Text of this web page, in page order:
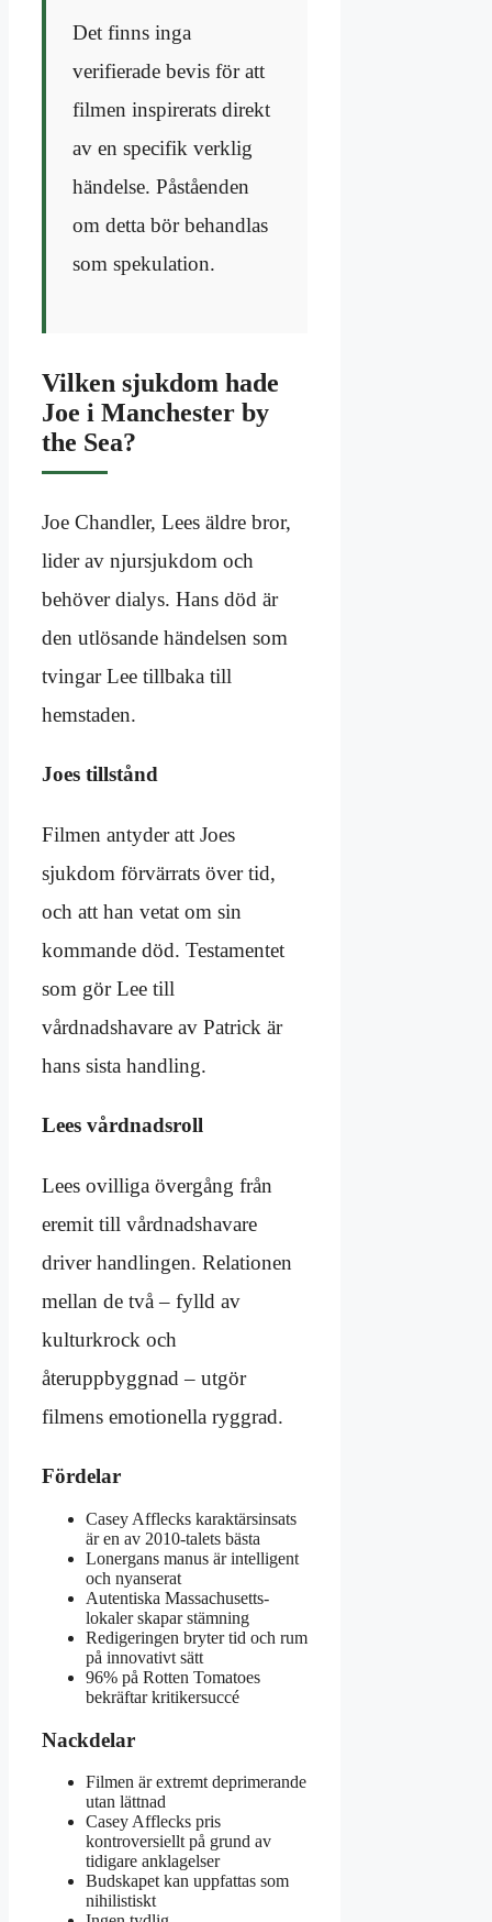
Det finns inga
verifierade bevis för att
filmen inspirerats direkt
av en specifik verklig
händelse. Påståenden
om detta bör behandlas
som spekulation.
Vilken sjukdom hade
Joe i Manchester by
the Sea?
Joe Chandler, Lees äldre bror,
lider av njursjukdom och
behöver dialys. Hans död är
den utlösande händelsen som
tvingar Lee tillbaka till
hemstaden.
Joes tillstånd
Filmen antyder att Joes
sjukdom förvärrats över tid,
och att han vetat om sin
kommande död. Testamentet
som gör Lee till
vårdnadshavare av Patrick är
hans sista handling.
Lees vårdnadsroll
Lees ovilliga övergång från
eremit till vårdnadshavare
driver handlingen. Relationen
mellan de två – fylld av
kulturkrock och
återuppbyggnad – utgör
filmens emotionella ryggrad.
Fördelar
Casey Afflecks karaktärsinsats
är en av 2010-talets bästa
Lonergans manus är intelligent
och nyanserat
Autentiska Massachusetts-
lokaler skapar stämning
Redigeringen bryter tid och rum
på innovativt sätt
96% på Rotten Tomatoes
bekräftar kritikersuccé
Nackdelar
Filmen är extremt deprimerande
utan lättnad
Casey Afflecks pris
kontroversiellt på grund av
tidigare anklagelser
Budskapet kan uppfattas som
nihilistiskt